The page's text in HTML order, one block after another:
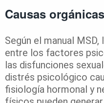
Causas
Según el manual
entre los factores
las disfunciones
distrés psicológico
fisiología hormonal y